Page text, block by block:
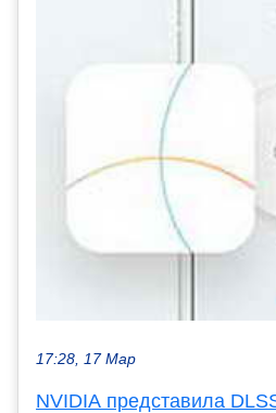
17:28, 17 Мар
NVIDIA представила